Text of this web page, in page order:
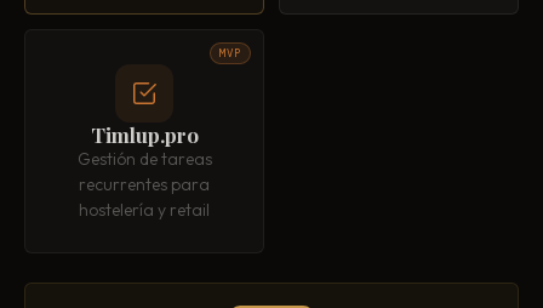
Timlup.pro
Gestión de tareas
recurrentes para
hostelería y retail
MVP